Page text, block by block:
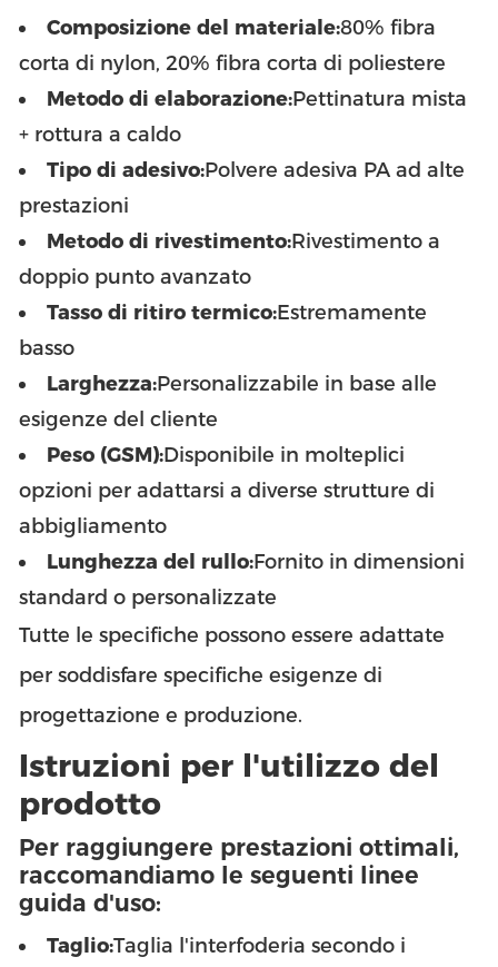
Composizione del materiale:80% fibra
corta di nylon, 20% fibra corta di poliestere
Metodo di elaborazione:Pettinatura mista
+ rottura a caldo
Tipo di adesivo:Polvere adesiva PA ad alte
prestazioni
Metodo di rivestimento:Rivestimento a
doppio punto avanzato
Tasso di ritiro termico:Estremamente
basso
Larghezza:Personalizzabile in base alle
esigenze del cliente
Peso (GSM):Disponibile in molteplici
opzioni per adattarsi a diverse strutture di
abbigliamento
Lunghezza del rullo:Fornito in dimensioni
standard o personalizzate
Tutte le specifiche possono essere adattate
per soddisfare specifiche esigenze di
progettazione e produzione.
Istruzioni per l'utilizzo del
prodotto
Per raggiungere prestazioni ottimali,
raccomandiamo le seguenti linee
guida d'uso:
Taglio:Taglia l'interfoderia secondo i